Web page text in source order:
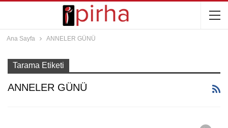
Ana Sayfa ANNELER GÜNÜ
Tarama Etiketi
ANNELER GÜNÜ